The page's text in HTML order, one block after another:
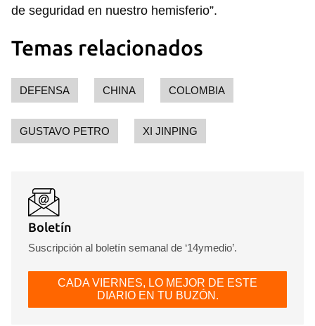
de seguridad en nuestro hemisferio”.
Temas relacionados
DEFENSA CHINA COLOMBIA
GUSTAVO PETRO XI JINPING
Boletín
Suscripción al boletín semanal de ‘14ymedio’.
CADA VIERNES, LO MEJOR DE ESTE
DIARIO EN TU BUZÓN.